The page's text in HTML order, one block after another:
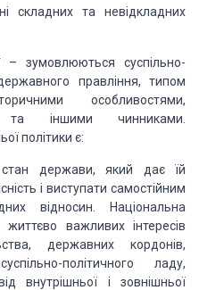
складних та невідкладних
– зумовлюються суспільно-
правління, типом
особливостями,
та іншими чинниками.
політики є:
держави, який дає їй
і виступати самостійним
відносин. Національна
важливих інтересів
державних кордонів,
політичного ладу,
внутрішньої і зовнішньої